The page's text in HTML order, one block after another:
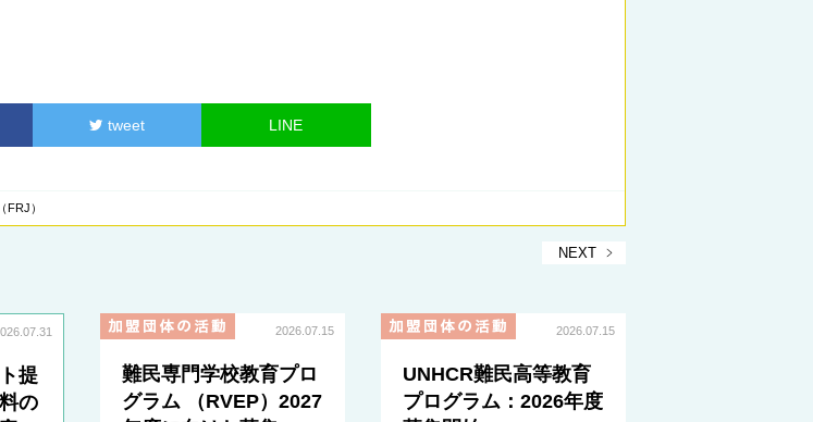
tweet LINE
FRJ）
NEXT
提
の
2026.07.15
難民専門学校教育プロ
グラム （RVEP）2027
2026.07.15
UNHCR難民高等教育
プログラム：2026年度